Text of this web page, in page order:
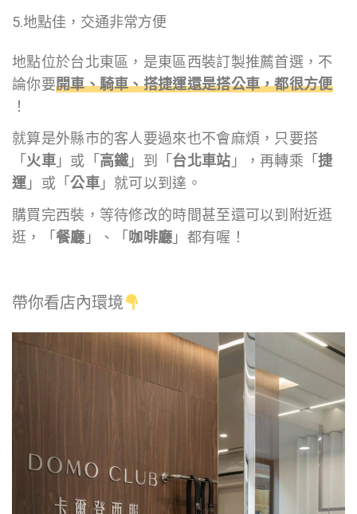
5.地點佳，交通非常方便
地點位於台北東區，是東區西裝訂製推薦首選，不
論你要開車、騎車、搭捷運還是搭公車，都很方便
！
就算是外縣市的客人要過來也不會麻煩，只要搭
「火車」或「高鐵 」到「台北車站 」，再轉乘「捷
運 」或「公車」就可以到達。
購買完西裝，等待修改的時間甚至還可以到附近逛
逛，「餐廳 」、「咖啡廳 」都有喔！
帶你看店內環境